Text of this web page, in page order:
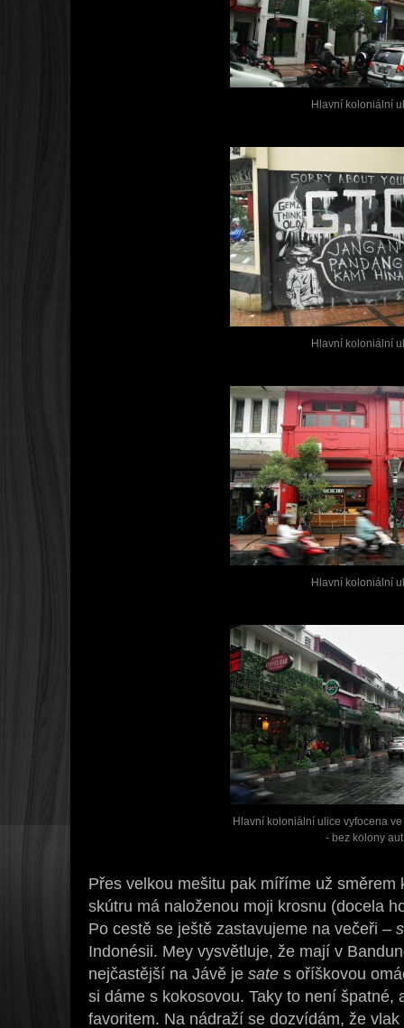
Hlavní koloniální
Hlavní koloniální
Hlavní koloniální
Hlavní koloniální ulice vyfocena
- bez kolony
Přes velkou mešitu pak míříme už
skútru má naloženou moji krosnu (docela
Po cestě se ještě zastavujeme na večeři –
Indonésii. Mey vysvětluje, že mají v
nejčastější na Jávě je sate s oříškovou
si dáme s kokosovou. Taky to není špatné,
favoritem. Na nádraží se dozvídám, že